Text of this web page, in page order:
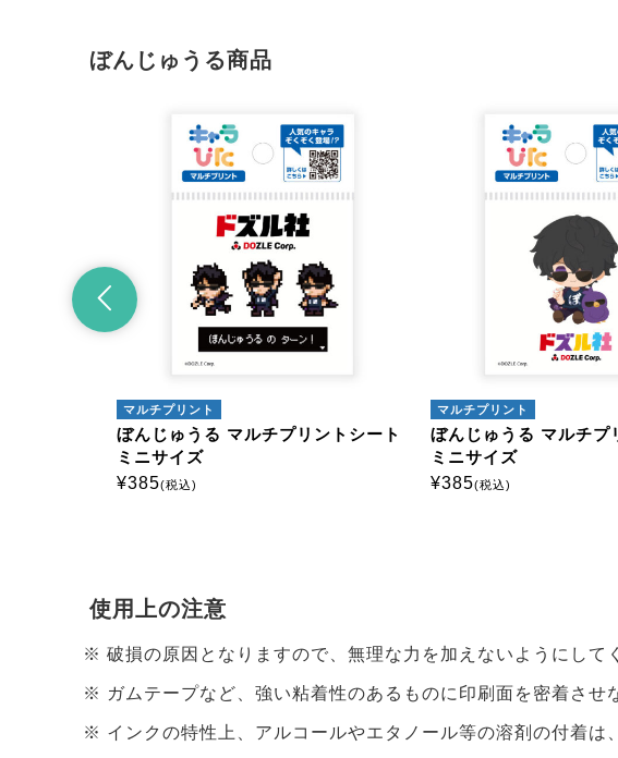
ぼんじゅうる商品
じゅうる アイロンプリントシー
ぼんじゅうる アイロンプリントシー
ぼ
使用上の注意
破損の原因となりますので、無理な力を加えないようにして
ガムテープなど、強い粘着性のあるものに印刷面を密着させ
インクの特性上、アルコールやエタノール等の溶剤の付着